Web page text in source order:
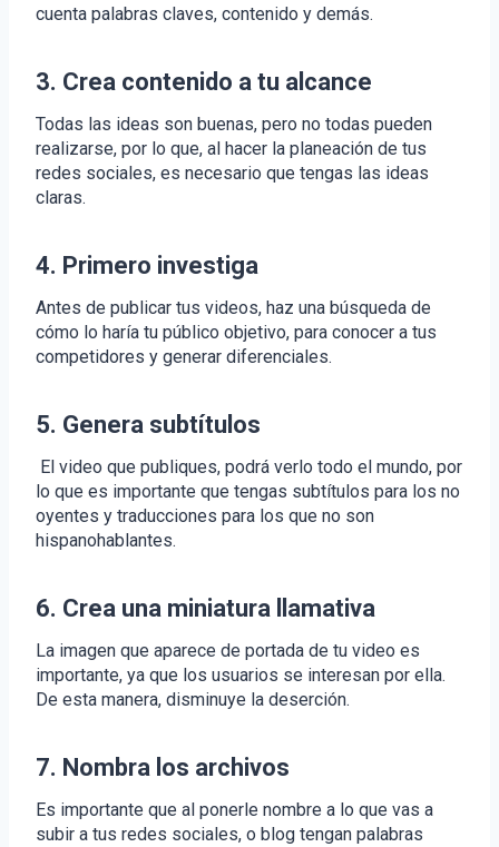
cuenta palabras claves, contenido y demás.
3. Crea contenido a tu alcance
Todas las ideas son buenas, pero no todas pueden
realizarse, por lo que, al hacer la planeación de tus
redes sociales, es necesario que tengas las ideas
claras.
4. Primero investiga
Antes de publicar tus videos, haz una búsqueda de
cómo lo haría tu público objetivo, para conocer a tus
competidores y generar diferenciales.
5. Genera subtítulos
El video que publiques, podrá verlo todo el mundo, por
lo que es importante que tengas subtítulos para los no
oyentes y traducciones para los que no son
hispanohablantes.
6. Crea una miniatura llamativa
La imagen que aparece de portada de tu video es
importante, ya que los usuarios se interesan por ella.
De esta manera, disminuye la deserción.
7. Nombra los archivos
Es importante que al ponerle nombre a lo que vas a
subir a tus redes sociales, o blog tengan palabras